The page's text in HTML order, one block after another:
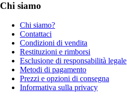
Chi siamo
Chi siamo?
Contattaci
Condizioni di vendita
Restituzioni e rimborsi
Esclusione di responsabilità legale
Metodi di pagamento
Prezzi e opzioni di consegna
Informativa sulla privacy